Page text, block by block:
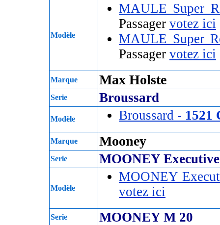
Modèle
MAULE Super
Passager votez ici
MAULE Super
Passager votez ici
Marque Max Holste
Serie Broussard
Modèle Broussard - 1521
Marque Mooney
Serie MOONEY
Modèle
MOONEY
votez ici
Serie MOONEY M 20